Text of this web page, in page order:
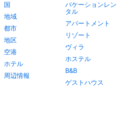
国
地域
都市
地区
空港
ホテル
周辺情報
バケーションレン
タル
アパートメント
リゾート
ヴィラ
ホステル
B&B
ゲストハウス